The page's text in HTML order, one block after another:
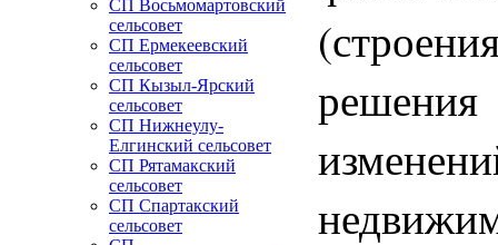
СП Восьмомартовский
сельсовет
СП Ермекеевский
сельсовет
СП Кызыл-Ярский
сельсовет
СП Нижнеулу-
Елгинский сельсовет
СП Рятамакский
сельсовет
СП Спартакский
сельсовет
решения